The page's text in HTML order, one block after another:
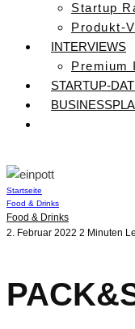
Startup
Produkt-
INTERVIEWS
Premium
STARTUP-
Startseite
Food & Drinks
Food & Drinks
2. Februar 2022 2 Minuten